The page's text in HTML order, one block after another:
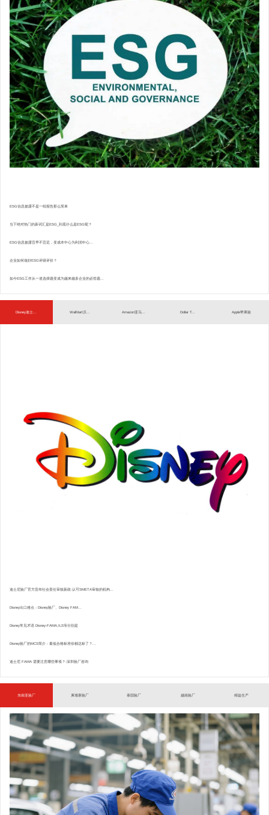
ESG信息披露不是一纸报告那么简单
当下绝对热门的新词汇是ESG_到底什么是ESG呢？
ESG信息披露宜早不宜迟，变成本中心为利润中心...
企业如何做好ESG评级评价？
如今ESG工作从一道选择题变成为越来越多企业的必答题...
Disney迪士... WalMart沃... Amazon亚马... Dollar T... Apple苹果验
迪士尼验厂官方宣布社会责任审核新政:认可SMETA审核的机构...
Disney出口难点：Disney验厂、Disney FAM...
Disney常见术语.Disney-FAMA,ILS等分别是
Disney验厂的MCS简介：最低合格标准你都达标了？...
迪士尼 FAMA 需要注意哪些事项？-深圳验厂咨询
东南亚验厂 柬埔寨验厂 泰国验厂 越南验厂 精益生产